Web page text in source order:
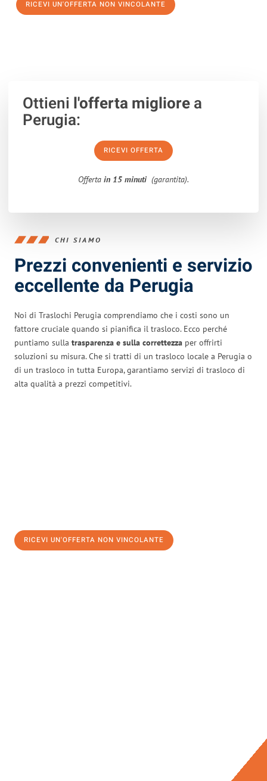
RICEVI UN'OFFERTA NON VINCOLANTE
Ottieni l'offerta migliorea
Perugia:
RICEVI OFFERTA
Offerta in 15 minuti (garantita).
CHI SIAMO
Prezzi convenienti e servizio
eccellente da Perugia
Noi di Traslochi Perugia comprendiamo che i costi sono un
fattore cruciale quando si pianifica il trasloco. Ecco perché
puntiamo sulla trasparenza e sulla correttezza per offrirti
soluzioni su misura. Che si tratti di un trasloco locale a Perugia o
di un trasloco in tutta Europa, garantiamo servizi di trasloco di
alta qualità a prezzi competitivi.
RICEVI UN'OFFERTA NON VINCOLANTE